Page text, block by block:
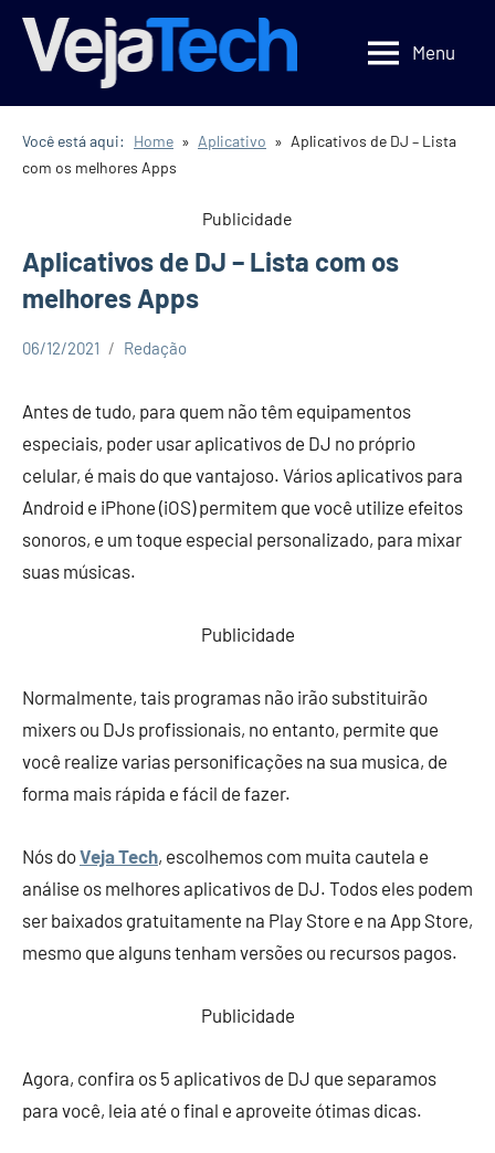
Pular
para
conteúdo
Veja
Tech
Menu
Você está aqui: Home Aplicativo
Aplicativos de DJ – Lista
com os melhores Apps
Publicidade
Aplicativos de DJ – Lista com os
melhores Apps
Tecnologia
06/12/2021 Redação
Antes de tudo, para quem não têm equipamentos
especiais, poder usar aplicativos de DJ no próprio
celular, é mais do que vantajoso. Vários aplicativos para
Android e iPhone (iOS) permitem que você utilize efeitos
sonoros, e um toque especial personalizado, para mixar
suas músicas.
Publicidade
Normalmente, tais programas não irão substituirão
mixers ou DJs profissionais, no entanto, permite que
você realize varias personificações na sua musica, de
forma mais rápida e fácil de fazer.
Nós doVeja Tech, escolhemos com muita cautela e
análise os melhores aplicativos de DJ. Todos eles podem
ser baixados gratuitamente na Play Store e na App Store,
mesmo que alguns tenham versões ou recursos pagos.
Publicidade
Agora, confira os 5 aplicativos de DJ que separamos
para você, leia até o final e aproveite ótimas dicas.